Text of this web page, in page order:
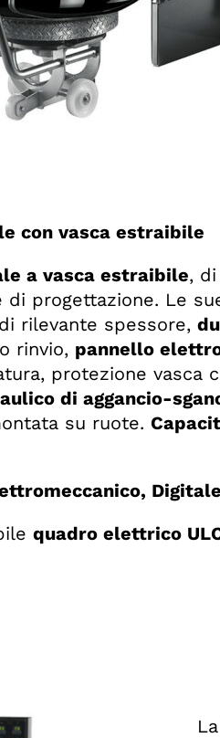
con vasca estraibile
a vasca estraibile,
progettazione. Le
rilevante spessore,
rinvio, pannello
protezione vasca
di aggancio-
su ruote.
quadro elettrico